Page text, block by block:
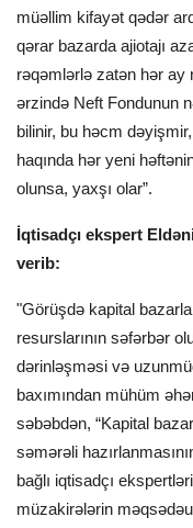
müəllim kifayət qədər
qərar bazarda ajiotajı
rəqəmlərlə zatən hər ay
ərzində Neft Fondunun
bilinir, bu həcm
haqında hər yeni
olunsa, yaxşı olar”.
İqtisadçı ekspert
verib:
"Görüşdə kapital
resurslarının səfərbər
dərinləşməsi və
baxımından mühüm
səbəbdən, “Kapital
səmərəli
bağlı iqtisadçı
müzakirələrin